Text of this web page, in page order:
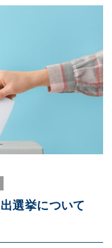
選挙について